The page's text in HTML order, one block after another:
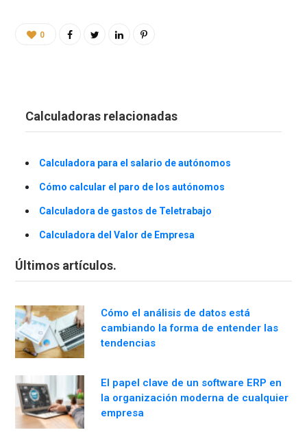
0
Calculadoras relacionadas
Calculadora para el salario de autónomos
Cómo calcular el paro de los autónomos
Calculadora de gastos de Teletrabajo
Calculadora del Valor de Empresa
Últimos artículos.
Cómo el análisis de datos está
cambiando la forma de entender las
tendencias
El papel clave de un software ERP en
la organización moderna de cualquier
empresa